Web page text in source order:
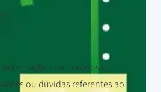
de horários ou
ou dúvidas referentes ao